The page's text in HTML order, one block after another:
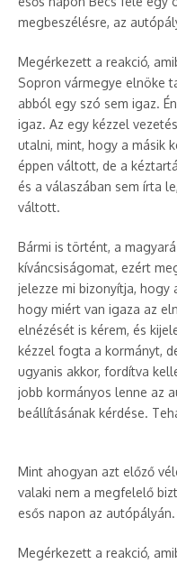
megbeszélésre, az
Megérkezett a reakció,
Sopron vármegye elnöke
abból egy szó sem igaz.
igaz. Az egy kézzel
utalni, mint, hogy a másik
éppen váltott, de a
és a válaszában sem írta
váltott.
Bármi is történt, a
kíváncsiságomat, ezért
jelezze mi bizonyítja,
hogy miért van igaza az
elnézését is kérem, és
kézzel fogta a kormányt,
ugyanis akkor, fordítva
jobb kormányos lenne az
beállításának kérdése.
Mint ahogyan azt előző
valaki nem a megfelelő
esős napon az autópályán.
Megérkezett a reakció,